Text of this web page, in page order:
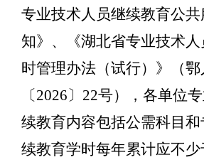
专业技术人员继续教育公
知》、《湖北省专业技术
时管理办法（试行）》（鄂
〔2026〕 22号），各单位
续教育内容包括公需科目
续教育学时每年累计应不少